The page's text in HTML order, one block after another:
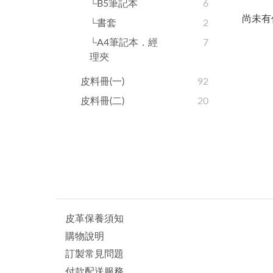
└B5筆記本
6
└書套
2
└A4筆記本．經
理夾
7
皮料冊(一)
92
皮料冊(二)
20
尚未
皮革保養須知
購物說明
訂製常見問題